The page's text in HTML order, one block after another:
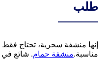
طلب
إنها منشفة سحرية، تحتاج فقط
مناسبة.منشفة حمام. شائع في